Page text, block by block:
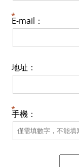
E-mail：
地址：
手機：